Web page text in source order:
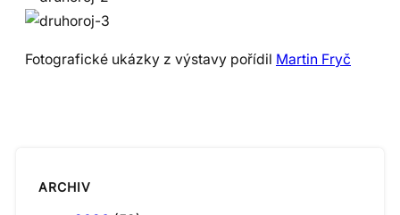
Fotografické ukázky z výstavy pořídil Martin Fryč
ARCHIV